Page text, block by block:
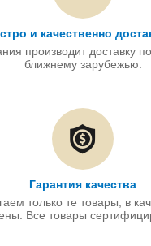
и качественно
производит доставку
ближнему зарубежью.
Гарантия качества
только те товары, в
Все товары